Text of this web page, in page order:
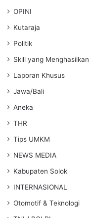
OPINI
Kutaraja
Politik
Skill yang Menghasilkan
Laporan Khusus
Jawa/Bali
Aneka
THR
Tips UMKM
NEWS MEDIA
Kabupaten Solok
INTERNASIONAL
Otomotif & Teknologi